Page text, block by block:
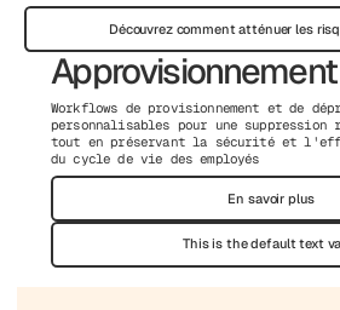
Découvrez comment atténuer les
Workflows de provisionnement et de
personnalisables pour une suppression
tout en préservant la sécurité et
du cycle de vie des employés
En savoir plus
This is the default text